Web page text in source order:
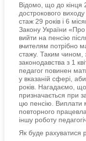
Відомо, що до кінця
дострокового
стаж 29 років і 6
Закону України
вийти на пенсію
вчителям потрібно
стажу. Таким чином,
законодавства з 1
педагог повинен
у вказаній сфері,
років. Нагадаємо, що
призначається при
цю пенсію. Виплати
повторного
іншу роботу
Як буде рахуватися